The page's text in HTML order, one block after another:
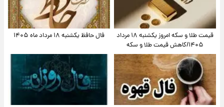
قیمت طلا و سکه امروز یکشنبه ۱۸ مرداد
۱۴۰۵/کاهش قیمت طلا و سکه
فال حافظ یکشنبه ۱۸ مرداد ماه ۱۴۰۵